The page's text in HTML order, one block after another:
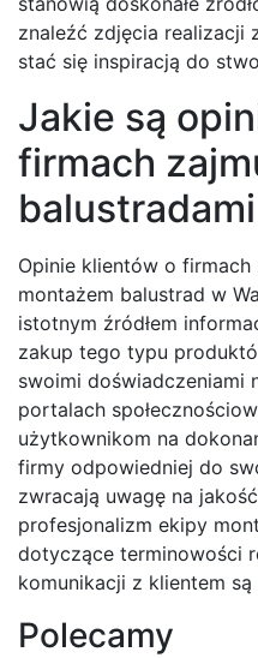
znaleźć zdjęcia realizacji
stać się inspiracją do
Jakie są
firmach
Opinie klientów o
montażem balustrad w
istotnym źródłem
zakup tego typu
swoimi doświadczeniami
portalach
użytkownikom na
firmy odpowiedniej do
zwracają uwagę na
profesjonalizm ekipy
dotyczące terminowości
komunikacji z klientem
Polecamy